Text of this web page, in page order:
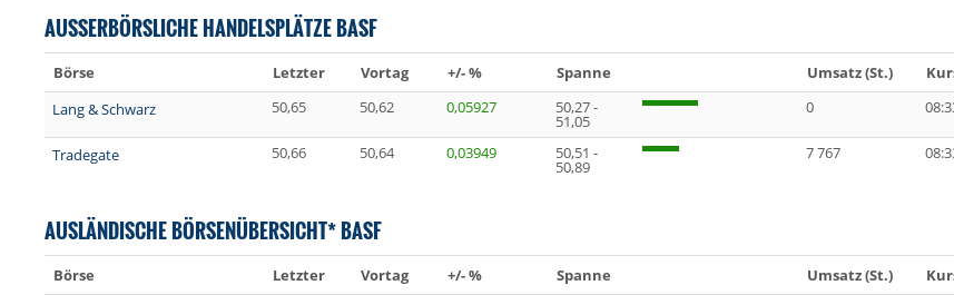
AUSSERBÖRSLICHE HANDELSPLÄTZE BASF
Börse Letzter Vortag +/- % Spanne Umsatz (St.)
Lang & Schwarz
50,65 50,62 0,05927 50,27 -
51,05
0
Tradegate 50,66 50,64 0,03949 50,51 -
50,89
7 767
AUSLÄNDISCHE BÖRSENÜBERSICHT* BASF
Börse Letzter Vortag +/- % Spanne Umsatz (St.)